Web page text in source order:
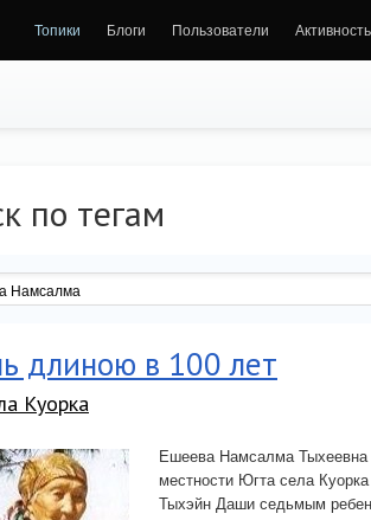
Топики Блоги Пользователи Активность
по тегам
длиною в 100 лет
Куорка
Ешеева Намсалма Тыхеевна
местности Югта села
Тыхэйн Даши седьмым